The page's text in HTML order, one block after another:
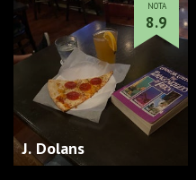
J. Dolans
NOTA
8.9